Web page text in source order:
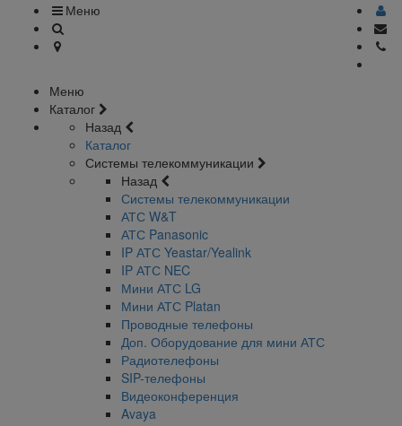
Меню
Меню
Каталог
Назад
Каталог
Системы телекоммуникации
Назад
Системы телекоммуникации
АТС W&T
АТС Panasonic
IP АТС Yeastar/Yealink
IP АТС NEC
Мини АТС LG
Мини АТС Platan
Проводные телефоны
Доп. Оборудование для мини АТС
Радиотелефоны
SIP-телефоны
Видеоконференция
Avaya